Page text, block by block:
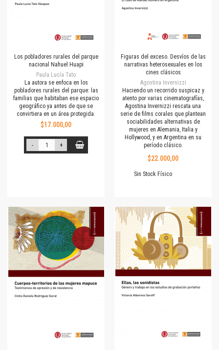
Los pobladores rurales del parque
nacional Nahuel Huapi
Paula Lucía Tato
La autora se enfoca en los
pobladores rurales del parque: las
familias que habitaban ese espacio
geográfico ya antes de que se
convirtiera en un área protegida.
$17.000,00
- +
Figuras del exceso. Desvíos de las
narrativas heterosexuales en los
cines clásicos
Agostina Invernizzi
Haciendo un recorrido suspicaz y
atento por varias cinematografías,
Agostina Invernizzi rescata una
serie de films corales que plantean
sociabilidades alternativas de
mujeres en Alemania, Italia y
Hollywood, y en Argentina en su
período clásico.
$22.000,00
Sin Stock Físico